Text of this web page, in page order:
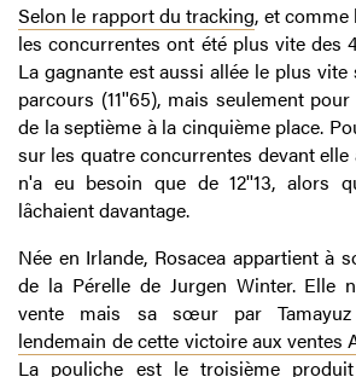
Selon le rapport du tracking, et
les concurrentes ont été plus vite des
La gagnante est aussi allée le plus
parcours (11''65), mais seulement
de la septième à la cinquième place.
sur les quatre concurrentes devant elle
n'a eu besoin que de 12''13, alors
lâchaient davantage.
Née en Irlande, Rosacea appartient à
de la Pérelle de Jurgen Winter. Elle
vente mais sa sœur par
lendemain de cette victoire aux ventes
La pouliche est le troisième